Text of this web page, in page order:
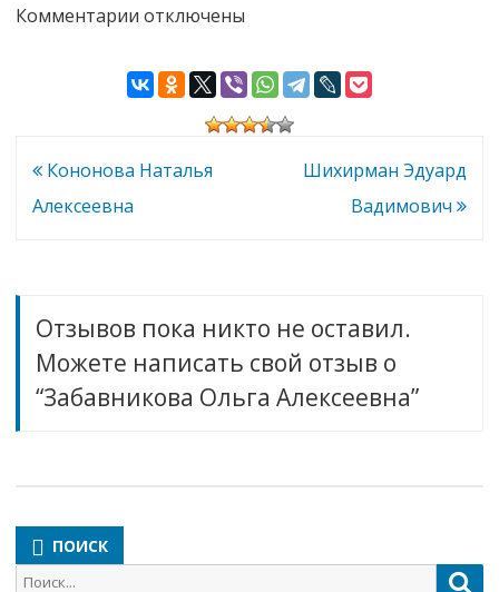
Комментарии к
Ольга
Алексеевна
отключены
Навигация
по
Кононова Наталья
Алексеевна
Шихирман Эдуард
Вадимович
Отзывов пока никто не оставил.
Можете написать свой отзыв о
“Забавникова Ольга Алексеевна”
ПОИСК
Поиск